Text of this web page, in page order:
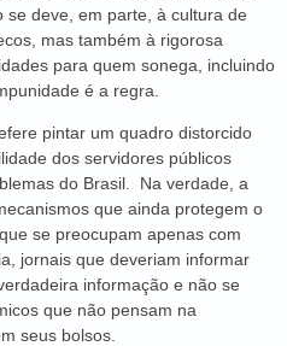
deve, em parte, à cultura de
mas também à rigorosa
para quem sonega, incluindo
é a regra.
pintar um quadro distorcido
dos servidores públicos
do Brasil. Na verdade, a
que ainda protegem o
se preocupam apenas com
jornais que deveriam informar
informação e não se
que não pensam na
seus bolsos.